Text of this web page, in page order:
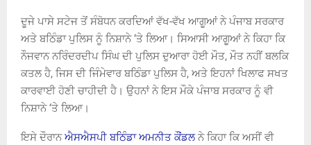
ਦੂਜੇ ਪਾਸੇ ਸਟੇਜ ਤੋਂ ਸੰਬੋਧਨ ਕਰਦਿਆਂ ਵੱਖ-ਵੱਖ ਆਗੂਆਂ ਨੇ ਪੰਜਾਬ ਸਰਕਾਰ
ਅਤੇ ਬਠਿੰਡਾ ਪੁਲਿਸ ਨੂੰ ਨਿਸ਼ਾਨੇ ‘ਤੇ ਲਿਆ। ਸਿਆਸੀ ਆਗੂਆਂ ਨੇ ਕਿਹਾ ਕਿ
ਨੌਜਵਾਨ ਨਰਿੰਦਰਦੀਪ ਸਿੰਘ ਦੀ ਪੁਲਿਸ ਦੁਆਰਾ ਹੋਈ ਮੌਤ, ਮੌਤ ਨਹੀਂ ਬਲਕਿ
ਕਤਲ ਹੈ, ਜਿਸ ਦੀ ਜਿੰਮੇਵਾਰ ਬਠਿੰਡਾ ਪੁਲਿਸ ਹੈ, ਅਤੇ ਇਹਨਾਂ ਖਿਲਾਫ ਸਖਤ
ਕਾਰਵਾਈ ਹੋਣੀ ਚਾਹੀਦੀ ਹੈ। ਉਹਨਾਂ ਨੇ ਇਸ ਮੌਕੇ ਪੰਜਾਬ ਸਰਕਾਰ ਨੂੰ ਵੀ
ਨਿਸ਼ਾਨੇ ‘ਤੇ ਲਿਆ।
ਇਸੇ ਦੌਰਾਨਐਸਐਸਪੀ ਬਠਿੰਡਾ ਅਮਨੀਤ ਕੌਂਡਲਨੇ ਕਿਹਾ ਕਿ ਅਸੀਂ ਵੀ